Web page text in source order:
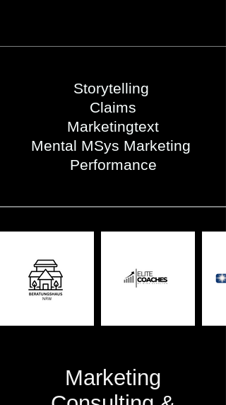
Storytelling
Claims
Marketingtext
Mental MSys Marketing
Performance
Marketing